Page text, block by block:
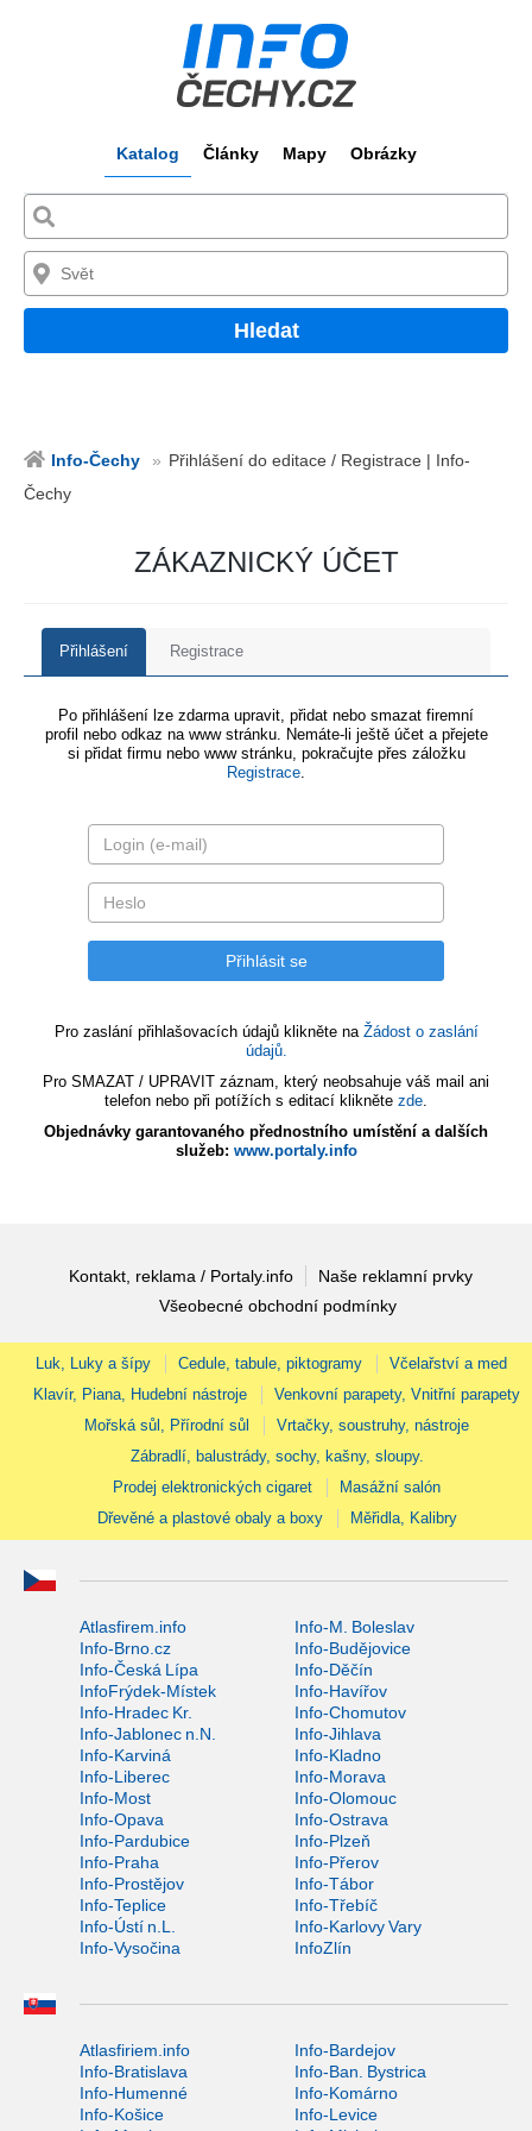
Katalog Články Mapy Obrázky
Hledat
Info-Čechy
Přihlášení do editace / Registrace | Info-
Čechy
ZÁKAZNICKÝ ÚČET
Přihlášení Registrace
Po přihlášení lze zdarma upravit, přidat nebo smazat firemní
profil nebo odkaz na www stránku. Nemáte-li ještě účet a přejete
si přidat firmu nebo www stránku, pokračujte přes záložku
Registrace.
Pro zaslání přihlašovacích údajů klikněte na Žádost o zaslání
údajů.
Pro SMAZAT / UPRAVIT záznam, který neobsahuje váš mail ani
telefon nebo při potížích s editací klikněte zde.
Objednávky garantovaného přednostního umístění a dalších
služeb: www.portaly.info
Kontakt, reklama / Portaly.info
Naše reklamní prvky
Všeobecné obchodní podmínky
Luk, Luky a šípy Cedule, tabule, piktogramy
Včelařství a med
Klavír, Piana, Hudební nástroje
Venkovní parapety, Vnitřní parapety
Mořská sůl, Přírodní sůl
Vrtačky, soustruhy, nástroje
Zábradlí, balustrády, sochy, kašny, sloupy.
Prodej elektronických cigaret
Masážní salón
Dřevěné a plastové obaly a boxy
Měřidla, Kalibry
Atlasfirem.info
Info-M. Boleslav
Info-Brno.cz
Info-Budějovice
Info-Česká Lípa
Info-Děčín
InfoFrýdek-Místek
Info-Havířov
Info-Hradec Kr.
Info-Chomutov
Info-Jablonec n.N.
Info-Jihlava
Info-Karviná
Info-Kladno
Info-Liberec
Info-Morava
Info-Most
Info-Olomouc
Info-Opava
Info-Ostrava
Info-Pardubice
Info-Plzeň
Info-Praha
Info-Přerov
Info-Prostějov
Info-Tábor
Info-Teplice
Info-Třebíč
Info-Ústí n.L.
Info-Karlovy Vary
Info-Vysočina
InfoZlín
Atlasfiriem.info
Info-Bardejov
Info-Bratislava
Info-Ban. Bystrica
Info-Humenné
Info-Komárno
Info-Košice
Info-Levice